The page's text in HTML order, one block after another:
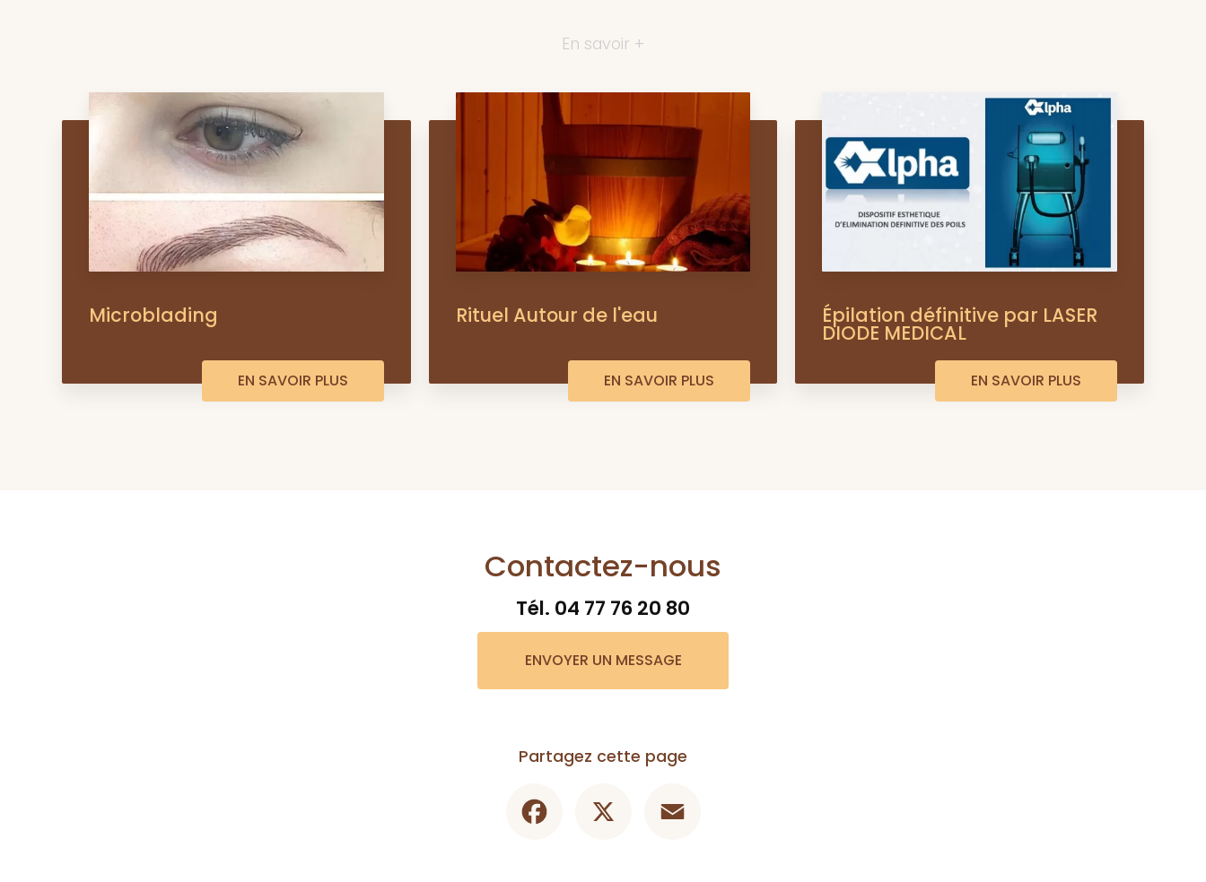
En savoir +
Microblading
EN SAVOIR PLUS
Rituel Autour de l'eau
EN SAVOIR PLUS
Épilation définitive par LASER
DIODE MEDICAL
EN SAVOIR PLUS
Contactez-nous
Tél. 04 77 76 20 80
ENVOYER UN MESSAGE
Partagez cette page